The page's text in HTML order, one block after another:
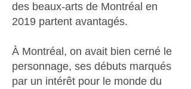
des beaux-arts de Montréal en
2019 partent avantagés.
À Montréal, on avait bien cerné le
personnage, ses débuts marqués
par un intérêt pour le monde du